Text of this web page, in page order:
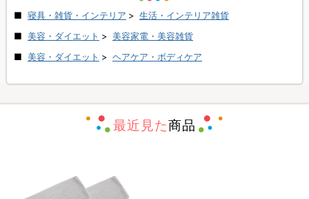
寝具・雑貨・インテリア > 生活・インテリア雑貨
美容・ダイエット > 美容家電・美容雑貨
美容・ダイエット > ヘアケア・ボディケア
最近見た商品